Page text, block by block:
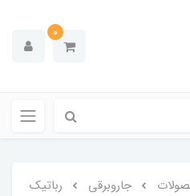
0
جاروبرقی
رباتیک